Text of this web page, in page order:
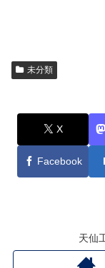
未分類
X
Facebook
天仙